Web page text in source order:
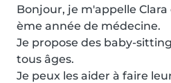
Bonjour, je m'appelle
ème année de médecine.
Je propose des baby-
tous âges.
Je peux les aider à faire